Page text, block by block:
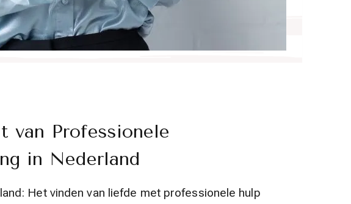
van Professionele
in Nederland
Het vinden van liefde met professionele hulp